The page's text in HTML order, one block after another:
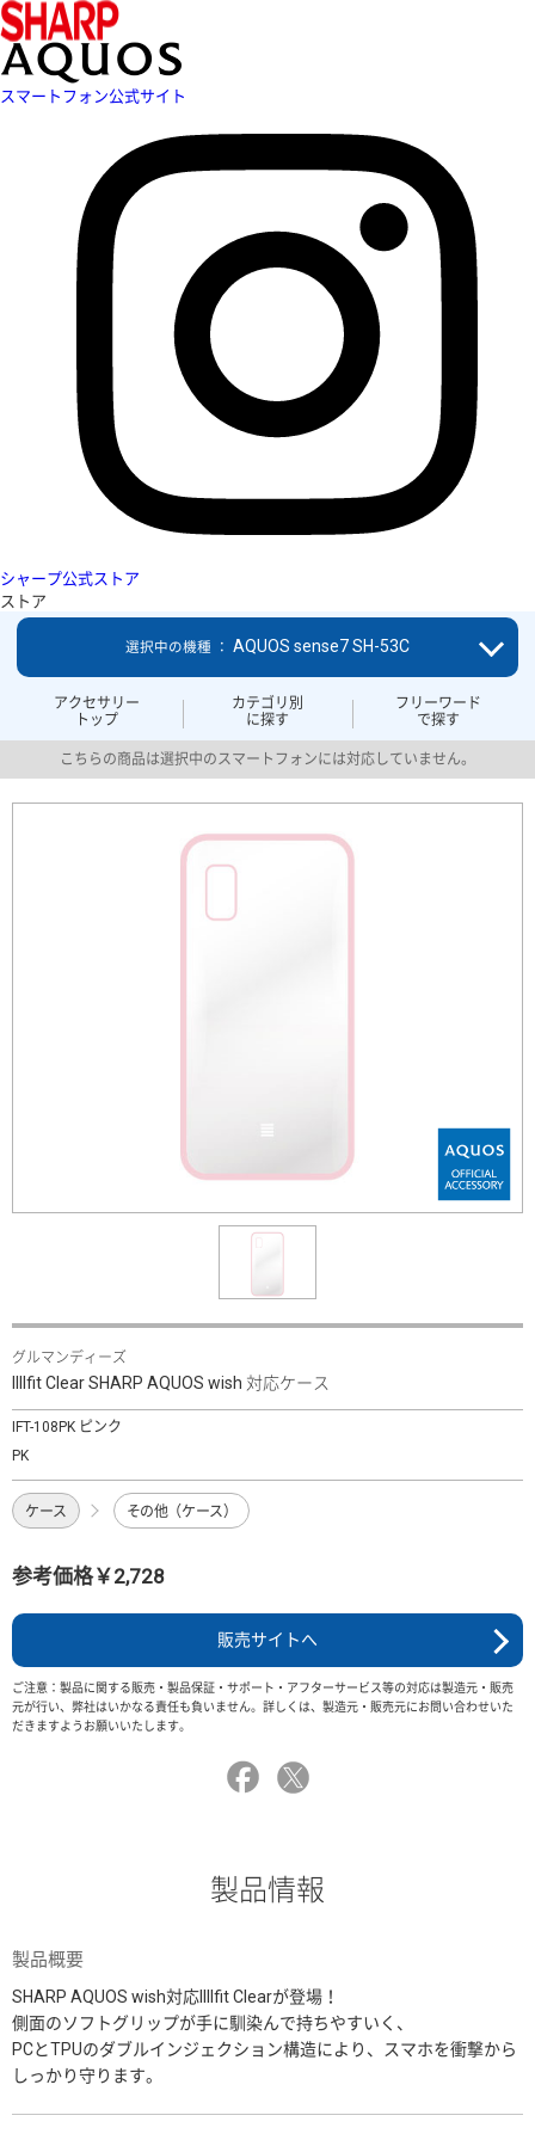
スマートフォン公式サイト
シャープ公式ストア
ストア
アクセサリー
トップ
カテゴリ別
に探す
フリーワード
で探す
選択中の機種 ： AQUOS sense7 SH-53C
こちらの商品は選択中のスマートフォンには対応していません。
グルマンディーズ
IIIIfit Clear SHARP AQUOS wish 対応ケース
IFT-108PK ピンク
PK
ケース その他（ケース）
参考価格￥2,728
販売サイトへ
ご注意：製品に関する販売・製品保証・サポート・アフターサービス等の対応は製造元・販売
元が行い、弊社はいかなる責任も負いません。詳しくは、製造元・販売元にお問い合わせいた
だきますようお願いいたします。
製品情報
製品概要
SHARP AQUOS wish対応IIIIfit Clearが登場！
側面のソフトグリップが手に馴染んで持ちやすいく、
PCとTPUのダブルインジェクション構造により、スマホを衝撃から
しっかり守ります。